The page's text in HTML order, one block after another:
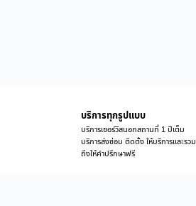
บริการทุกรูปแบบ
บริการเซอร์วิสนอกสถานที่ 1 ปีเต็ม
บริการส่งซ่อม ติดตั้ง ให้บริการและรวม
ถึงให้คำปรึกษาฟรี